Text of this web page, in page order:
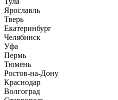
Ярославль
Тверь
Екатеринбург
Челябинск
Уфа
Пермь
Тюмень
Ростов-на-Дону
Краснодар
Волгоград